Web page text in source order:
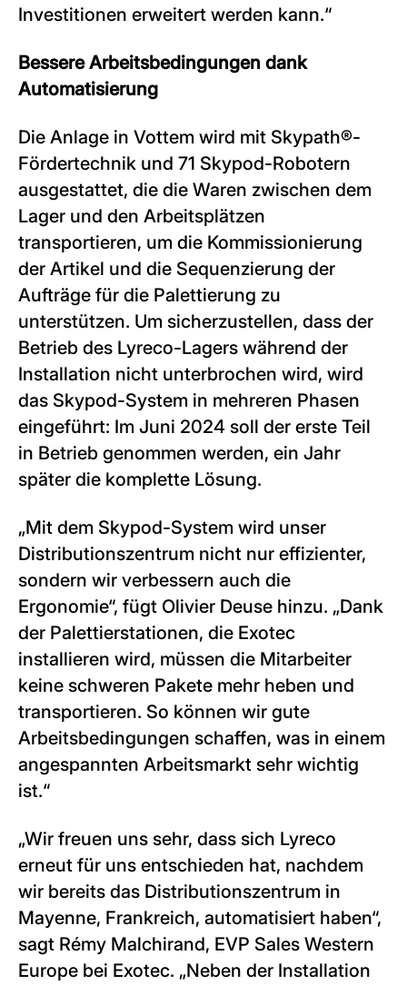
Investitionen erweitert werden kann.“
Bessere Arbeitsbedingungen dank
Automatisierung
Die Anlage in Vottem wird mit Skypath®-
Fördertechnik und 71 Skypod-Robotern
ausgestattet, die die Waren zwischen dem
Lager und den Arbeitsplätzen
transportieren, um die Kommissionierung
der Artikel und die Sequenzierung der
Aufträge für die Palettierung zu
unterstützen. Um sicherzustellen, dass der
Betrieb des Lyreco-Lagers während der
Installation nicht unterbrochen wird, wird
das Skypod-System in mehreren Phasen
eingeführt: Im Juni 2024 soll der erste Teil
in Betrieb genommen werden, ein Jahr
später die komplette Lösung.
„Mit dem Skypod-System wird unser
Distributionszentrum nicht nur effizienter,
sondern wir verbessern auch die
Ergonomie“, fügt Olivier Deuse hinzu. „Dank
der Palettierstationen, die Exotec
installieren wird, müssen die Mitarbeiter
keine schweren Pakete mehr heben und
transportieren. So können wir gute
Arbeitsbedingungen schaffen, was in einem
angespannten Arbeitsmarkt sehr wichtig
ist.“
„Wir freuen uns sehr, dass sich Lyreco
erneut für uns entschieden hat, nachdem
wir bereits das Distributionszentrum in
Mayenne, Frankreich, automatisiert haben“,
sagt Rémy Malchirand, EVP Sales Western
Europe bei Exotec. „Neben der Installation